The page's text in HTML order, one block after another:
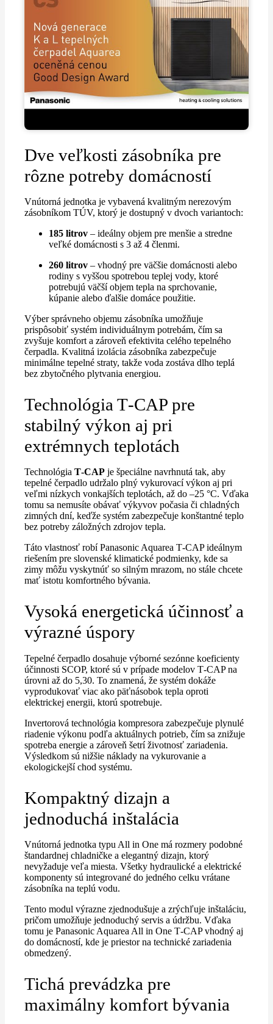
Dve veľkosti zásobníka pre
rôzne potreby domácností
Vnútorná jednotka je vybavená kvalitným nerezovým
zásobníkom TÚV, ktorý je dostupný v dvoch variantoch:
185 litrov – ideálny objem pre menšie a stredne
veľké domácnosti s 3 až 4 členmi.
260 litrov – vhodný pre väčšie domácnosti alebo
rodiny s vyššou spotrebou teplej vody, ktoré
potrebujú väčší objem tepla na sprchovanie,
kúpanie alebo ďalšie domáce použitie.
Výber správneho objemu zásobníka umožňuje
prispôsobiť systém individuálnym potrebám, čím sa
zvyšuje komfort a zároveň efektivita celého tepelného
čerpadla. Kvalitná izolácia zásobníka zabezpečuje
minimálne tepelné straty, takže voda zostáva dlho teplá
bez zbytočného plytvania energiou.
Technológia T‑CAP pre
stabilný výkon aj pri
extrémnych teplotách
Technológia T‑CAP je špeciálne navrhnutá tak, aby
tepelné čerpadlo udržalo plný vykurovací výkon aj pri
veľmi nízkych vonkajších teplotách, až do –25 °C. Vďaka
tomu sa nemusíte obávať výkyvov počasia či chladných
zimných dní, keďže systém zabezpečuje konštantné teplo
bez potreby záložných zdrojov tepla.
Táto vlastnosť robí Panasonic Aquarea T‑CAP ideálnym
riešením pre slovenské klimatické podmienky, kde sa
zimy môžu vyskytnúť so silným mrazom, no stále chcete
mať istotu komfortného bývania.
Vysoká energetická účinnosť a
výrazné úspory
Tepelné čerpadlo dosahuje výborné sezónne koeficienty
účinnosti SCOP, ktoré sú v prípade modelov T‑CAP na
úrovni až do 5,30. To znamená, že systém dokáže
vyprodukovať viac ako päťnásobok tepla oproti
elektrickej energii, ktorú spotrebuje.
Invertorová technológia kompresora zabezpečuje plynulé
riadenie výkonu podľa aktuálnych potrieb, čím sa znižuje
spotreba energie a zároveň šetrí životnosť zariadenia.
Výsledkom sú nižšie náklady na vykurovanie a
ekologickejší chod systému.
Kompaktný dizajn a
jednoduchá inštalácia
Vnútorná jednotka typu All in One má rozmery podobné
štandardnej chladničke a elegantný dizajn, ktorý
nevyžaduje veľa miesta. Všetky hydraulické a elektrické
komponenty sú integrované do jedného celku vrátane
zásobníka na teplú vodu.
Tento modul výrazne zjednodušuje a zrýchľuje inštaláciu,
pričom umožňuje jednoduchý servis a údržbu. Vďaka
tomu je Panasonic Aquarea All in One T‑CAP vhodný aj
do domácností, kde je priestor na technické zariadenia
obmedzený.
Tichá prevádzka pre
maximálny komfort bývania